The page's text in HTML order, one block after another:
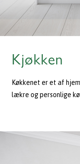
Kjøkken
Køkkenet er et af
lækre og personlige